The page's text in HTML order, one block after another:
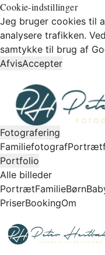
Cookie-indstillinger
Jeg bruger cookies til
analysere trafikken.
samtykke til brug af
AfvisAccepter
Fotografering
Familiefotograf
Portfolio
Alle billeder
PortrætFamilieBørn
PriserBookingOm